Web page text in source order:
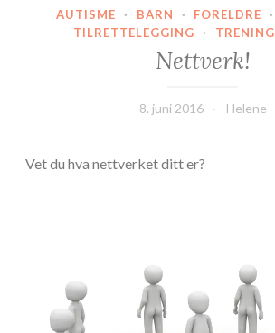
AUTISME · BARN · FORELDRE ·
TILRETTELEGGING
· TRENING
Nettverk!
8. juni 2016 Helene
Vet du hva nettverket ditt er?